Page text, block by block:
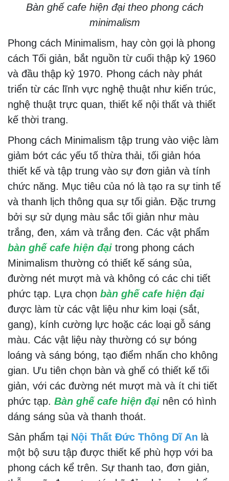
Bàn ghế cafe hiện đại theo phong cách
minimalism
Phong cách Minimalism, hay còn gọi là phong
cách Tối giản, bắt nguồn từ cuối thập kỷ 1960
và đầu thập kỷ 1970. Phong cách này phát
triển từ các lĩnh vực nghệ thuật như kiến trúc,
nghệ thuật trực quan, thiết kế nội thất và thiết
kế thời trang.
Phong cách Minimalism tập trung vào việc làm
giảm bớt các yếu tố thừa thải, tối giản hóa
thiết kế và tập trung vào sự đơn giản và tính
chức năng. Mục tiêu của nó là tạo ra sự tinh tế
và thanh lịch thông qua sự tối giản. Đặc trưng
bởi sự sử dụng màu sắc tối giản như màu
trắng, đen, xám và trắng đen. Các vật phẩm
bàn ghế cafe hiện đại trong phong cách
Minimalism thường có thiết kế sáng sủa,
đường nét mượt mà và không có các chi tiết
phức tạp. Lựa chọn bàn ghế cafe hiện đại
được làm từ các vật liệu như kim loại (sắt,
gang), kính cường lực hoặc các loại gỗ sáng
màu. Các vật liệu này thường có sự bóng
loáng và sáng bóng, tạo điểm nhấn cho không
gian. Ưu tiên chọn bàn và ghế có thiết kế tối
giản, với các đường nét mượt mà và ít chi tiết
phức tạp. Bàn ghế cafe hiện đại nên có hình
dáng sáng sủa và thanh thoát.
Sản phẩm tại Nội Thất Đức Thông Dĩ An là
một bộ sưu tập được thiết kế phù hợp với ba
phong cách kể trên. Sự thanh tao, đơn giản,